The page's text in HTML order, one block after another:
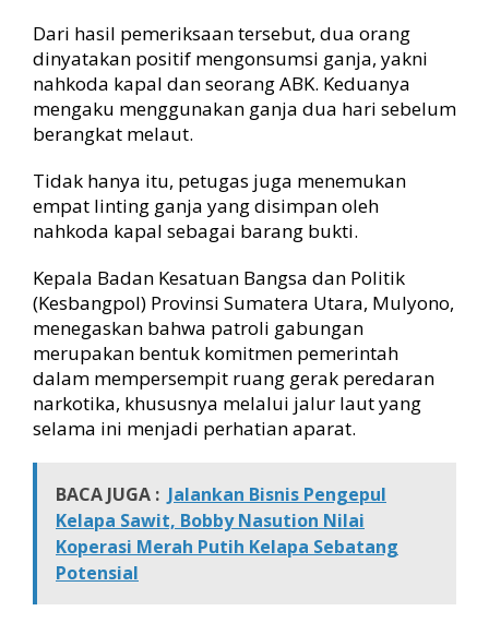
Dari hasil pemeriksaan tersebut, dua orang
dinyatakan positif mengonsumsi ganja, yakni
nahkoda kapal dan seorang ABK. Keduanya
mengaku menggunakan ganja dua hari sebelum
berangkat melaut.
Tidak hanya itu, petugas juga menemukan
empat linting ganja yang disimpan oleh
nahkoda kapal sebagai barang bukti.
Kepala Badan Kesatuan Bangsa dan Politik
(Kesbangpol) Provinsi Sumatera Utara, Mulyono,
menegaskan bahwa patroli gabungan
merupakan bentuk komitmen pemerintah
dalam mempersempit ruang gerak peredaran
narkotika, khususnya melalui jalur laut yang
selama ini menjadi perhatian aparat.
BACA JUGA : Jalankan Bisnis Pengepul
Kelapa Sawit, Bobby Nasution Nilai
Koperasi Merah Putih Kelapa Sebatang
Potensial